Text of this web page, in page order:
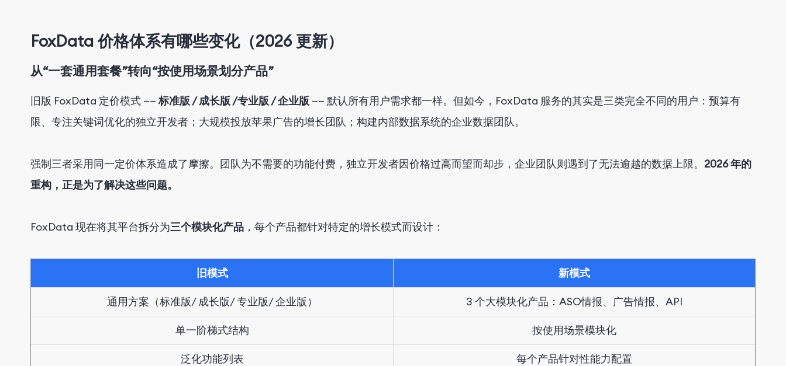
FoxData 价格体系有哪些变化（2026 更新）
从“一套通用套餐”转向“按使用场景划分产品”
旧版 FoxData 定价模式 ——标准版 / 成长版 /专业版 / 企业版 —— 默认所有用户需求都一样。但如今，FoxData 服务的其实是三类完全不同的用户：预算有
限、专注关键词优化的独立开发者；大规模投放苹果广告的增长团队；构建内部数据系统的企业数据团队。
强制三者采用同一定价体系造成了摩擦。团队为不需要的功能付费，独立开发者因价格过高而望而却步，企业团队则遇到了无法逾越的数据上限。 2026 年的
重构，正是为了解决这些问题。
FoxData 现在将其平台拆分为三个模块化产品 ，每个产品都针对特定的增长模式而设计：
旧模式 新模式
通用方案 （标准版/ 成长版/ 专业版/ 企业版） 3 个大模块化产品：ASO情报、广告情报、API
单一阶梯式结构 按使用场景模块化
泛化功能列表 每个产品针对性能力配置